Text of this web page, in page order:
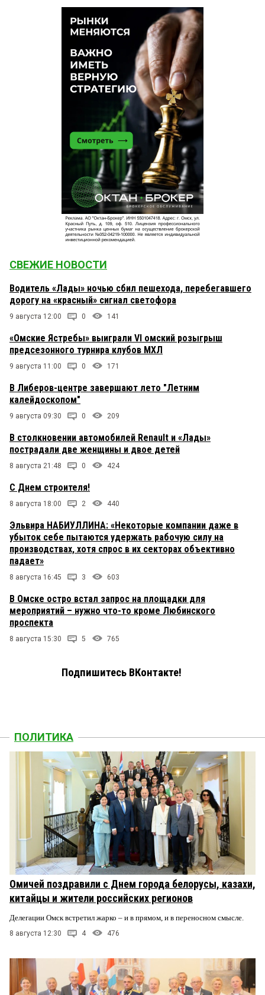
СВЕЖИЕ НОВОСТИ
Водитель «Лады» ночью сбил пешехода, перебегавшего
дорогу на «красный» сигнал светофора
9 августа 12:00 0 141
«Омские Ястребы» выиграли VI омский розыгрыш
предсезонного турнира клубов МХЛ
9 августа 11:00 0 171
В Либеров-центре завершают лето "Летним
калейдоскопом"
9 августа 09:30 0 209
В столкновении автомобилей Renault и «Лады»
пострадали две женщины и двое детей
8 августа 21:48 0 424
С Днем строителя!
8 августа 18:00 2 440
Эльвира НАБИУЛЛИНА: «Некоторые компании даже в
убыток себе пытаются удержать рабочую силу на
производствах, хотя спрос в их секторах объективно
падает»
8 августа 16:45 3 603
В Омске остро встал запрос на площадки для
мероприятий – нужно что-то кроме Любинского
проспекта
8 августа 15:30 5 765
Подпишитесь ВКонтакте!
ПОЛИТИКА
Омичей поздравили с Днем города белорусы, казахи,
китайцы и жители российских регионов
Делегации Омск встретил жарко – и в прямом, и в переносном смысле.
8 августа 12:30 4 476